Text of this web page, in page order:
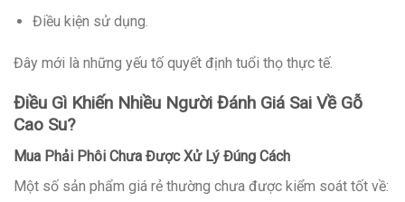
Điều kiện sử dụng.
Đây mới là những yếu tố quyết định tuổi thọ thực tế.
Điều Gì Khiến Nhiều Người Đánh Giá Sai Về Gỗ
Cao Su?
Mua Phải Phôi Chưa Được Xử Lý Đúng Cách
Một số sản phẩm giá rẻ thường chưa được kiểm soát tốt về: